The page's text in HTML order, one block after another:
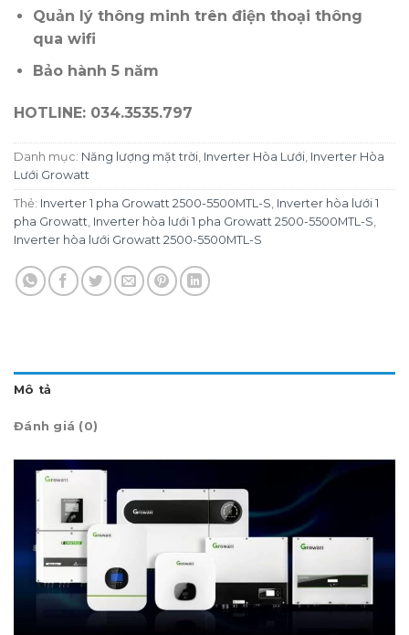
Quản lý thông minh trên điện thoại thông
qua wifi
Bảo hành 5 năm
HOTLINE: 034.3535.797
Danh mục: Năng lượng mặt trời, Inverter Hòa Lưới, Inverter Hòa
Lưới Growatt
Thẻ: Inverter 1 pha Growatt 2500-5500MTL-S, Inverter hòa lưới 1
pha Growatt, Inverter hòa lưới 1 pha Growatt 2500-5500MTL-S,
Inverter hòa lưới Growatt 2500-5500MTL-S
Mô tả
Đánh giá (0)